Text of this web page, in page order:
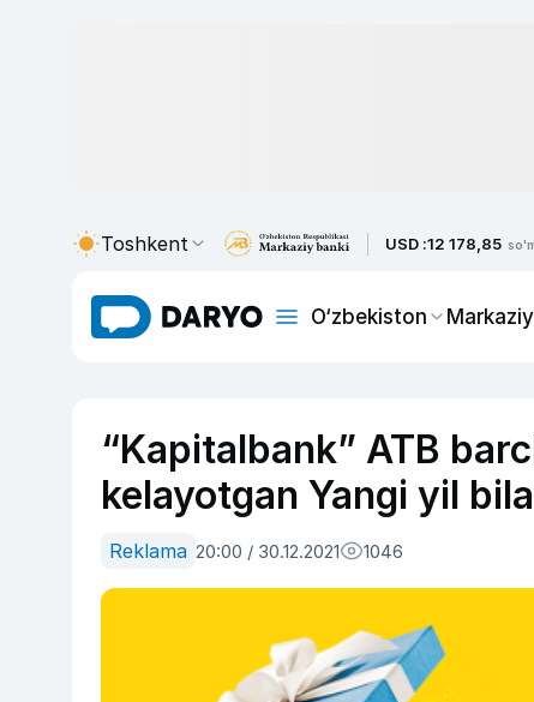
Toshkent USD :12 178,85
O‘zbekiston
“Kapitalbank” ATB
kelayotgan Yangi yil
Reklama 20:00 / 30.12.2021 1046